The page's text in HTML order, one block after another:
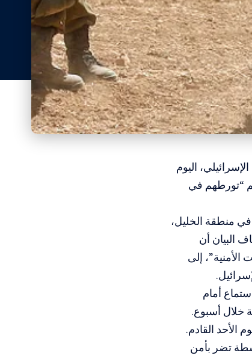
اليوم
“تورطهم في
منطقة الخليل،
البيان أن
إلى
أمام
خلال أسبوع.
القادم.
تضر بأمن